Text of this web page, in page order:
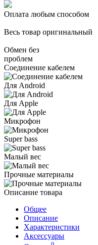
Оплата любым способом
Весь товар оригинальный
Обмен без
проблем
Соединение кабелем
Для Android
Для Apple
Микрофон
Super bass
Малый вес
Прочные материалы
Описание товара
Общее
Описание
Характеристики
Аксессуары